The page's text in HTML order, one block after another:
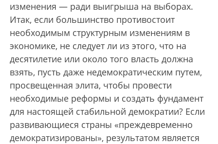
изменения — ради выигрыша на выборах.
Итак, если большинство противостоит
необходимым структурным изменениям в
экономике, не следует ли из этого, что на
десятилетие или около того власть должна
взять, пусть даже недемократическим путем,
просвещенная элита, чтобы провести
необходимые реформы и создать фундамент
для настоящей стабильной демократии? Если
развивающиеся страны «преждевременно
демократизированы», результатом является